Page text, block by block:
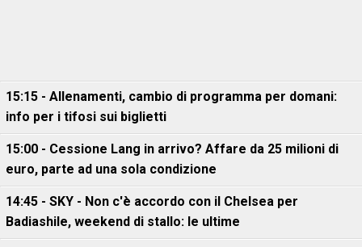
15:15 - Allenamenti, cambio di programma per domani:
info per i tifosi sui biglietti
15:00 - Cessione Lang in arrivo? Affare da 25 milioni di
euro, parte ad una sola condizione
14:45 - SKY - Non c'è accordo con il Chelsea per
Badiashile, weekend di stallo: le ultime